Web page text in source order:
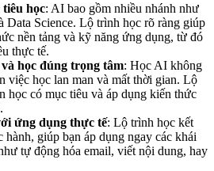
học: AI bao gồm nhiều nhánh như
Data Science. Lộ trình học rõ ràng giúp
nền tảng và kỹ năng ứng dụng, từ đó
thực tế.
học đúng trọng tâm: Học AI không
việc học lan man và mất thời gian. Lộ
học có mục tiêu và áp dụng kiến thức
ứng dụng thực tế: Lộ trình học kết
giúp bạn áp dụng ngay các khái
tự động hóa email, viết nội dung, hay